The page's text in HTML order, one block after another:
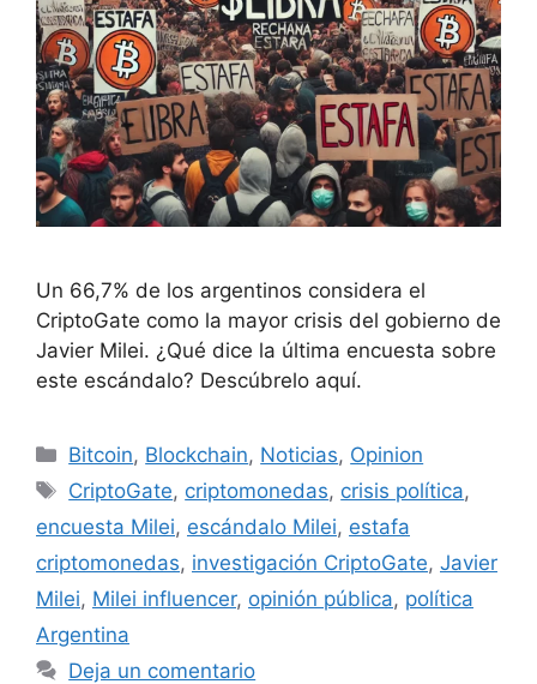
Un 66,7% de los argentinos considera el
CriptoGate como la mayor crisis del gobierno de
Javier Milei. ¿Qué dice la última encuesta sobre
este escándalo? Descúbrelo aquí.
Bitcoin, Blockchain, Noticias, Opinion
CriptoGate, criptomonedas, crisis política,
encuesta Milei, escándalo Milei, estafa
criptomonedas, investigación CriptoGate, Javier
Milei, Milei influencer, opinión pública, política
Argentina
Deja un comentario